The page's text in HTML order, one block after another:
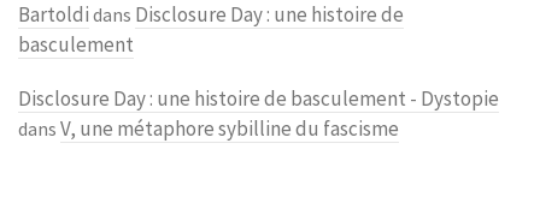
Bartoldi dans Disclosure Day : une histoire de
basculement
Disclosure Day : une histoire de basculement - Dystopie
dans V, une métaphore sybilline du fascisme